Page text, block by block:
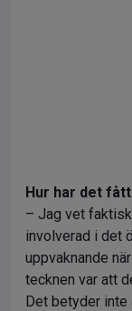
Hur har det
– Jag vet
involverad i det
uppvaknande
tecknen var att
Det betyder